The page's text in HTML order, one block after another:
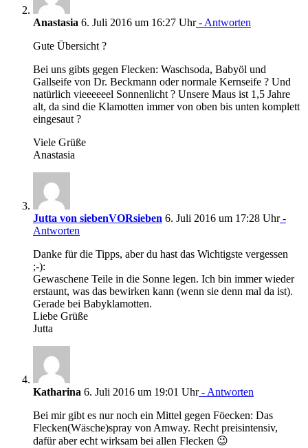
Anastasia 6. Juli 2016 um 16:27 Uhr- Antworten
Gute Übersicht ?
Bei uns gibts gegen Flecken: Waschsoda, Babyöl und
Gallseife von Dr. Beckmann oder normale Kernseife ? Und
natürlich vieeeeeel Sonnenlicht ? Unsere Maus ist 1,5 Jahre
alt, da sind die Klamotten immer von oben bis unten komplett
eingesaut ?
Viele Grüße
Anastasia
Jutta von siebenVORsieben 6. Juli 2016 um 17:28 Uhr-
Antworten
Danke für die Tipps, aber du hast das Wichtigste vergessen
;-):
Gewaschene Teile in die Sonne legen. Ich bin immer wieder
erstaunt, was das bewirken kann (wenn sie denn mal da ist).
Gerade bei Babyklamotten.
Liebe Grüße
Jutta
Katharina 6. Juli 2016 um 19:01 Uhr- Antworten
Bei mir gibt es nur noch ein Mittel gegen Föecken: Das
Flecken(Wäsche)spray von Amway. Recht preisintensiv,
dafür aber echt wirksam bei allen Flecken 😉